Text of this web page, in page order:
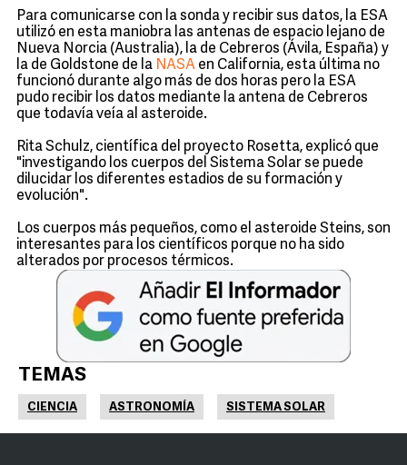
Para comunicarse con la sonda y recibir sus datos, la ESA
utilizó en esta maniobra las antenas de espacio lejano de
Nueva Norcia (Australia), la de Cebreros (Ávila, España) y
la de Goldstone de la NASA en California, esta última no
funcionó durante algo más de dos horas pero la ESA
pudo recibir los datos mediante la antena de Cebreros
que todavía veía al asteroide.
Rita Schulz, científica del proyecto Rosetta, explicó que
"investigando los cuerpos del Sistema Solar se puede
dilucidar los diferentes estadios de su formación y
evolución".
Los cuerpos más pequeños, como el asteroide Steins, son
interesantes para los científicos porque no ha sido
alterados por procesos térmicos.
TEMAS
CIENCIA ASTRONOMÍA SISTEMA SOLAR